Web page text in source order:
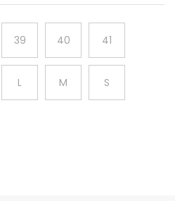
39 40 41
L M S